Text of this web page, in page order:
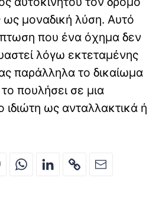
μοναδική λύση. Αυτό
που ένα όχημα δεν
λόγω εκτεταμένης
παράλληλα το δικαίωμα
πουλήσει σε μια
ιδιώτη ως ανταλλακτικά ή